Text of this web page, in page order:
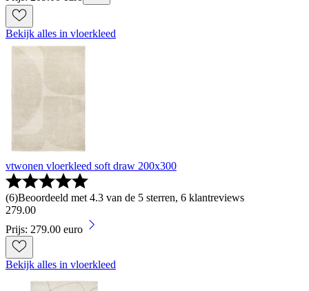
Bekijk alles in vloerkleed
vtwonen vloerkleed soft draw 200x300
(6)Beoordeeld met 4.3 van de 5 sterren, 6 klantreviews
279.00
Prijs: 279.00 euro
Bekijk alles in vloerkleed